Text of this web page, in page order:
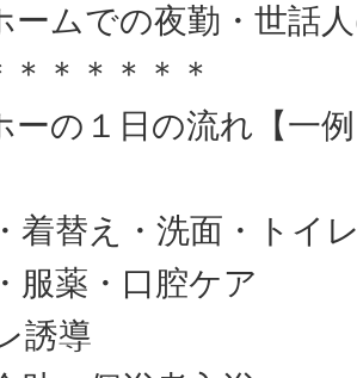
ームでの夜勤・世話
＊＊＊＊＊＊
ーの１日の流れ【一
着替え・洗面・トイ
服薬・口腔ケア
誘導